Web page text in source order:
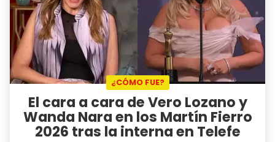
¿CÓMO FUE?
El cara a cara de Vero Lozano y
Wanda Nara en los Martín Fierro
2026 tras la interna en Telefe